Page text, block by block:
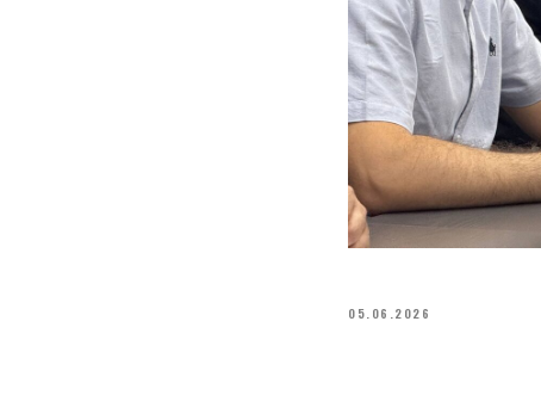
05.06.2026